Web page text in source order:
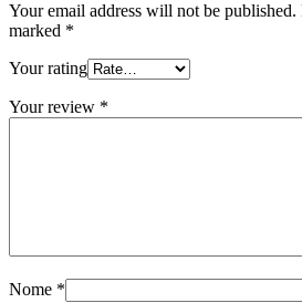
Your email address will not be published.
marked *
Your rating
Your review *
Nome *